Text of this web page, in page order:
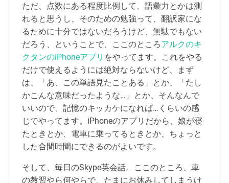
ただ、点数にある程度比例して、語彙力とかは測
れると思うし、そのための勉強って、翻訳家にな
るために十分ではないだろうけど、無駄でもない
だろう、ということで、ここのところアルクのキ
クタンのiPhoneアプリ をやってます。これをやる
だけで使えるようには絶対ならないけど、まず
は、「あ、この単語見たことある」とか、「たし
かこんな意味だったような…」とか、そんなんで
いいので、記憶のキッカケになれば…くらいの感
じでやってます。iPhoneのアプリだから、娘が寝
たときとか、電車に乗ってるときとか、ちょっと
した合間時間にできるのがよいです。
そして、毎日のSkype英会話。ここのところ、車
の教習やら何やらで、たまにお休みしてしまうけ